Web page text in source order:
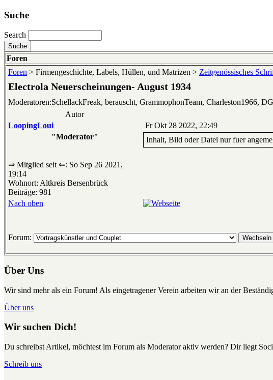
Suche
Search
Foren
Foren > Firmengeschichte, Labels, Hüllen, und Matrizen > Zeitgenössisches
Electrola Neuerscheinungen- August 1934
Moderatoren:SchellackFreak, berauscht, GrammophonTeam, Charleston1966,
Autor
LoopingLoui
Fr Okt 28 2022, 22:49
"Moderator"
⇒ Mitglied seit ⇐: So Sep 26 2021,
19:14
Wohnort: Altkreis Bersenbrück
Beiträge: 981
Inhalt, Bild oder Datei nur fuer
Nach oben
Forum:
Über Uns
Wir sind mehr als ein Forum! Als eingetragener Verein arbeiten wir an der
Über uns
Wir suchen Dich!
Du schreibst Artikel, möchtest im Forum als Moderator aktiv werden? Dir liegt
Schreib uns